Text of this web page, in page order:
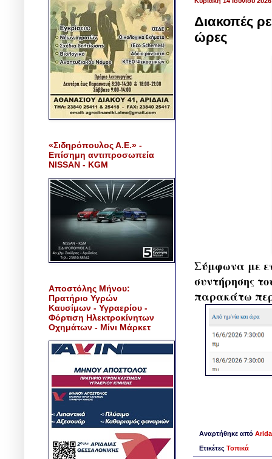
Διακοπές
ώρες
Σύμφωνα με
συντήρησης
παρακάτω
Αναρτήθηκε από
Ετικέτες Τοπικά
«Σιδηρόπουλος Α.Ε.» -
Επίσημη αντιπροσωπεία
NISSAN - KGM
Αποστόλης Μήνου:
Πρατήριο Υγρών
Καυσίμων - Υγραερίου -
Φόρτιση Ηλεκτροκίνητων
Οχημάτων - Μίνι Μάρκετ